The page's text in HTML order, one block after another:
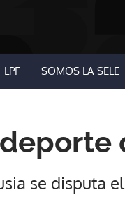
LPF SOMOS LA SELE
se disputa